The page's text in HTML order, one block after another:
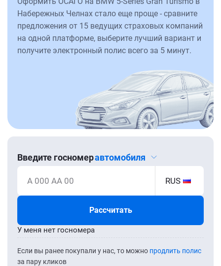
Набережных Челнах стало еще проще - сравните
предложения от 15 ведущих страховых компаний
на одной платформе, выберите лучший вариант и
получите электронный полис всего за 5 минут.
Введите госномеравтомобиля
А 000 АА 00 RUS
Рассчитать
Если вы ранее покупали у нас, то можно продлить полис
за пару кликов
У меня нет госномера